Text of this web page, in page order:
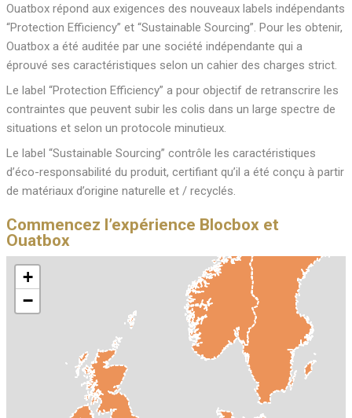
Ouatbox répond aux exigences des nouveaux labels indépendants
“Protection Efficiency” et “Sustainable Sourcing”. Pour les obtenir,
Ouatbox a été auditée par une société indépendante qui a
éprouvé ses caractéristiques selon un cahier des charges strict.
Le label “Protection Efficiency” a pour objectif de retranscrire les
contraintes que peuvent subir les colis dans un large spectre de
situations et selon un protocole minutieux.
Le label “Sustainable Sourcing” contrôle les caractéristiques
d’éco-responsabilité du produit, certifiant qu’il a été conçu à partir
de matériaux d’origine naturelle et / recyclés.
Commencez l’expérience Blocbox et
Ouatbox
+
−